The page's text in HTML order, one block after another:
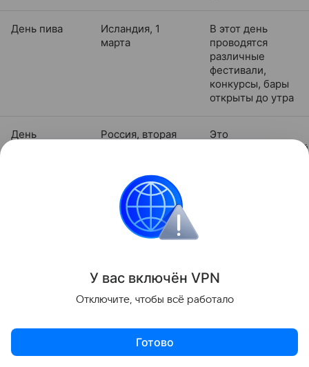
День пива
Исландия, 1
марта
В этот день
проводятся
различные
фестивали,
конкурсы, бары
открыты до утра
День
Россия, вторая
Это
профессиональный
мероприятия
Бельгия, начало
У вас включён VPN
Отключите, чтобы всё работало
Готово